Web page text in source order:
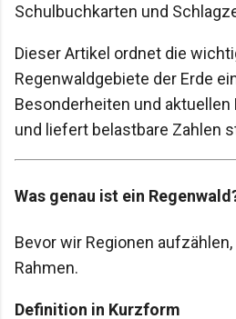
Schulbuchkarten und
Dieser Artikel ordnet die
Regenwaldgebiete der Erde
Besonderheiten und
und liefert belastbare Zahlen
Was genau ist ein
Bevor wir Regionen
Rahmen.
Definition in Kurzform